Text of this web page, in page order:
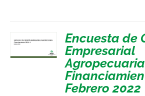
Encuesta de
Empresarial
Febrero 2022